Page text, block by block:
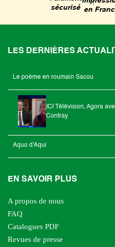
sécurisé en
LES DERNIÈRES
Le poème en roumain Sacou
ICI Télévision, Agora
Contray
Aquo d'Aqui
EN SAVOIR PLUS
A propos de nous
FAQ
Catalogues PDF
Revues de presse